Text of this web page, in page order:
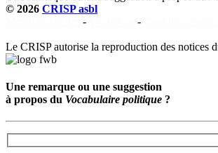
© 2026 CRISP asbl
- -
Le CRISP autorise la reproduction des notices
Une remarque ou une suggestion
à propos du Vocabulaire politique ?